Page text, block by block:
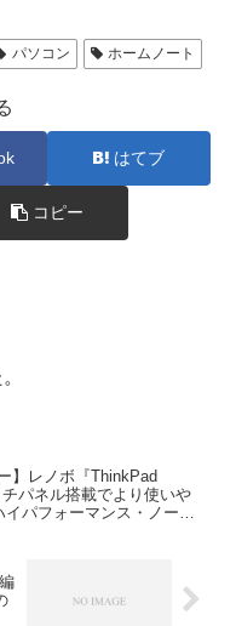
パソコン ホームノート
はてブ
コピー
】レノボ『ThinkPad
パネル搭載でより使いや
パフォーマンス・ノート